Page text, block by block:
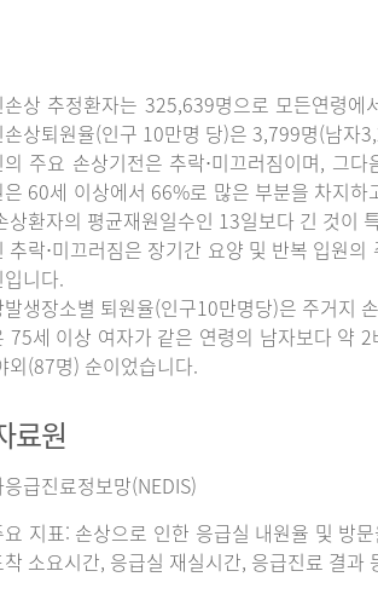
손상 추정환자는 325,639명으로 모든연령
손상퇴원율(인구 10만명 당)은 3,799명(남자
의 주요 손상기전은 추락⋅미끄러짐이며, 그
은 60세 이상에서 66%로 많은 부분을 차지
상환자의 평균재원일수인 13일보다 긴 것이
추락⋅미끄러짐은 장기간 요양 및 반복 입원
니다.
발생장소별 퇴원율(인구10만명당)은 주거지
75세 이상 여자가 같은 연령의 남자보다 약
외(87명) 순이었습니다.
료원
급진료정보망(NEDIS)
요 지표: 손상으로 인한 응급실 내원율 및 방
착 소요시간, 응급실 재실시간, 응급진료 결과